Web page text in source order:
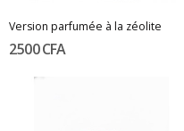
Version parfumée à la zéolite
2 500 CFA